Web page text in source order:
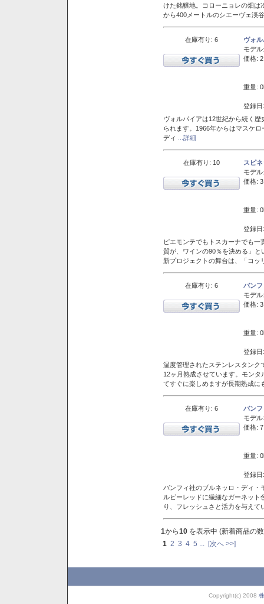
けた銘醸地。コローニョレの畑は
から400メートルのシエーヴェ渓
在庫有り: 6
ヴォ
モデル:
価格:
重量:
登録
ヴォルパイアは12世紀から続く
られます。1966年からはマスケ
ディ
...詳細
在庫有り: 10
スピ
モデル:
価格:
重量:
登録
ピエモンテでもトスカーナでも
質が、ワインの90％を決める」
新プロジェクトの舞台は、「コ
在庫有り: 6
バン
モデル:
価格:
重量:
登録
温度管理されたステンレスタンク
12ヶ月熟成させています。モン
てすぐに楽しめますが長期熟成に
在庫有り: 6
バン
モデル:
価格:
重量:
登録
バンフィ社のブルネッロ・ディ
ルビーレッドに繊細なガーネッ
り、フレッシュさと活力を与え
1から10 を表示中 (新着商品の
1 2 3 4 5 [次へ >>]
Copyright(c) 2008